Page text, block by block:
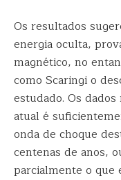
Os resultados
energia oculta,
magnético, no
como Scaringi o
estudado. Os
atual é
onda de choque
centenas de anos,
parcialmente o que